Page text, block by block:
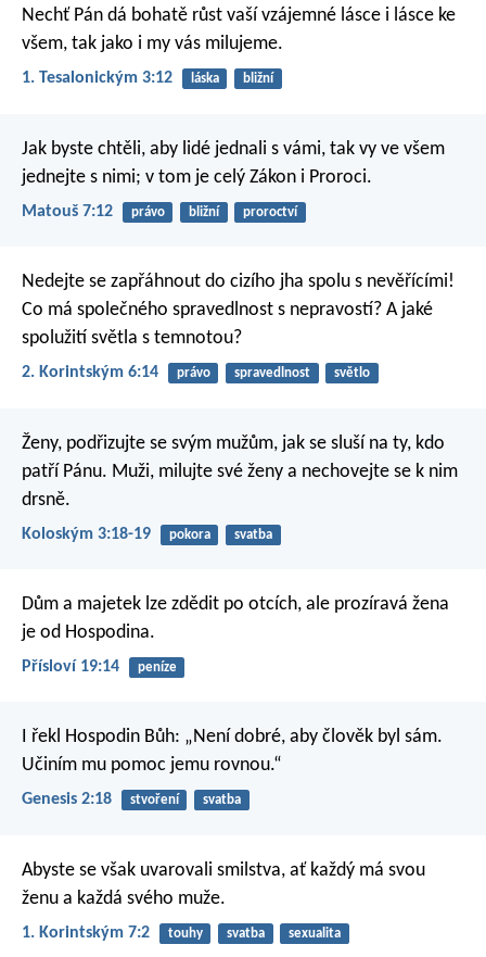
Nechť Pán dá bohatě růst vaší vzájemné lásce i lásce ke
všem, tak jako i my vás milujeme.
1. Tesalonickým 3:12 láska bližní
Jak byste chtěli, aby lidé jednali s vámi, tak vy ve všem
jednejte s nimi; v tom je celý Zákon i Proroci.
Matouš 7:12 právo bližní proroctví
Nedejte se zapřáhnout do cizího jha spolu s nevěřícími!
Co má společného spravedlnost s nepravostí? A jaké
spolužití světla s temnotou?
2. Korintským 6:14 právo spravedlnost světlo
Ženy, podřizujte se svým mužům, jak se sluší na ty, kdo
patří Pánu. Muži, milujte své ženy a nechovejte se k nim
drsně.
Koloským 3:18-19 pokora svatba
Dům a majetek lze zdědit po otcích, ale prozíravá žena
je od Hospodina.
Přísloví 19:14 peníze
I řekl Hospodin Bůh: „Není dobré, aby člověk byl sám.
Učiním mu pomoc jemu rovnou.“
Genesis 2:18 stvoření svatba
Abyste se však uvarovali smilstva, ať každý má svou
ženu a každá svého muže.
1. Korintským 7:2 touhy svatba sexualita